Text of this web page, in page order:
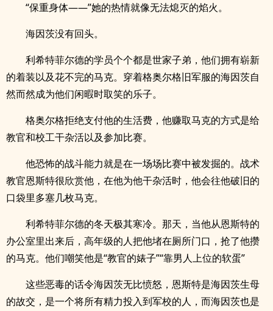
“保重身体——”她的热情就像无法熄灭的焰火。
海因茨没有回头。
利希特菲尔德的学员个个都是世家子弟，他们拥有崭新
的着装以及花不完的马克。穿着格奥尔格旧军服的海因茨自
然而然成为他们闲暇时取笑的乐子。
格奥尔格拒绝支付他的生活费，他赚取马克的方式是给
教官和校工干杂活以及参加比赛。
他恐怖的战斗能力就是在一场场比赛中被发掘的。战术
教官恩斯特很欣赏他，在他为他干杂活时，他会往他破旧的
口袋里多塞几枚马克。
利希特菲尔德的冬天极其寒冷。那天，当他从恩斯特的
办公室里出来后，高年级的人把他堵在厕所门口，抢了他攒
的马克。他们嘲笑他是“教官的婊子”“靠男人上位的软蛋”
这些恶毒的话令海因茨无比愤怒，恩斯特是海因茨生母
的故交，是一个将所有精力投入到军校的人，而海因茨也是